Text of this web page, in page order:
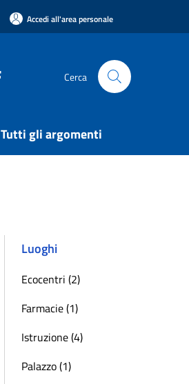
Accedi all'area personale
Cerca
Tutti gli argomenti
Luoghi
Ecocentri (2)
Farmacie (1)
Istruzione (4)
Palazzo (1)